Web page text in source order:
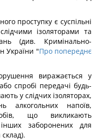
проступку є суспільні
ізоляторами та
(див. Кримінально-
України "Про попереднє
виражається у
спробі передачі будь-
у слідчих ізоляторах,
алкогольних напоїв,
що викликають
заборонених для